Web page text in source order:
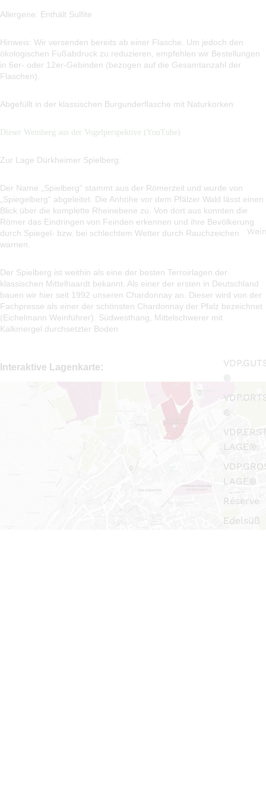
®
®
LAGE®
LAGE®
Réserve
Edelsüß
Allergene: Enthält Sulfite
Hinweis: Wir versenden bereits ab einer Flasche. Um jedoch den
ökologischen Fußabdruck zu reduzieren, empfehlen wir Bestellungen
in 6er- oder 12er-Gebinden (bezogen auf die Gesamtanzahl der
Flaschen).
Abgefüllt in der klassischen Burgunderflasche mit Naturkorken
Dieser Weinberg aus der Vogelperspektive (YouTube)
Zur Lage Dürkheimer Spielberg:
Der Name „Spielberg“ stammt aus der Römerzeit und wurde von
„Spiegelberg“ abgeleitet. Die Anhöhe vor dem Pfälzer Wald lässt einen
Blick über die komplette Rheinebene zu. Von dort aus konnten die
Römer das Eindringen von Feinden erkennen und ihre Bevölkerung
durch Spiegel- bzw. bei schlechtem Wetter durch Rauchzeichen
warnen.
Der Spielberg ist weithin als eine der besten Terroirlagen der
klassischen Mittelhaardt bekannt. Als einer der ersten in Deutschland
bauen wir hier seit 1992 unseren Chardonnay an. Dieser wird von der
Fachpresse als einer der schönsten Chardonnay der Pfalz bezeichnet
(Eichelmann Weinführer). Südwesthang, Mittelschwerer mit
Kalkmergel durchsetzter Boden
Interaktive Lagenkarte: